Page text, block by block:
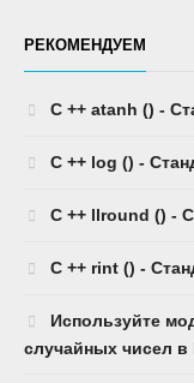
РЕКОМЕНДУЕМ
C ++ atanh () -
C ++ log () -
C ++ llround () -
C ++ rint () -
Используйте
случайных чисел в